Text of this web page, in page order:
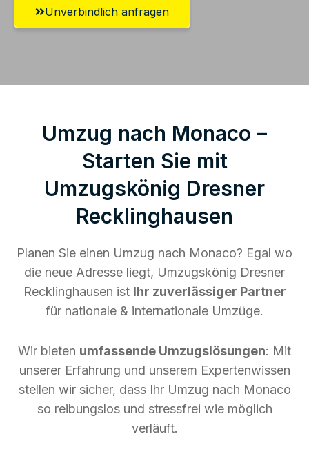
Unverbindlich anfragen
Umzug nach Monaco –
Starten Sie mit
Umzugskönig Dresner
Recklinghausen
Planen Sie einen Umzug nach Monaco? Egal wo
die neue Adresse liegt, Umzugskönig Dresner
Recklinghausen ist Ihr zuverlässiger Partner
für nationale & internationale Umzüge.
Wir bieten umfassende Umzugslösungen: Mit
unserer Erfahrung und unserem Expertenwissen
stellen wir sicher, dass Ihr Umzug nach Monaco
so reibungslos und stressfrei wie möglich
verläuft.